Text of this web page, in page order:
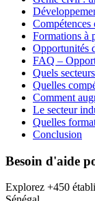
Compétences
Formations à
Opportunités
FAQ –
Quels
Quelles
Comment
Le secteur
Quelles
Conclusion
Besoin d'aide
Explorez +450